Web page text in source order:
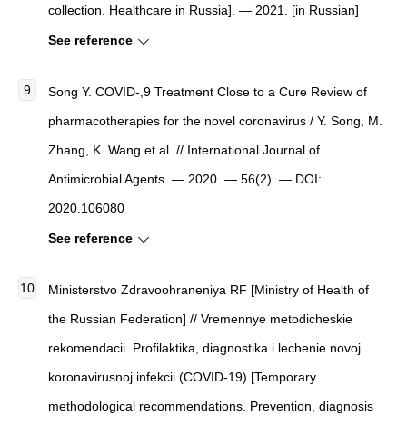
collection. Healthcare in Russia]. — 2021. [in Russian]
See reference
Song Y. COVID-,9 Treatment Close to a Cure Review of
pharmacotherapies for the novel coronavirus / Y. Song, M.
Zhang, K. Wang et al. // International Journal of
Antimicrobial Agents . — 2020. — 56(2). — DOI:
2020.106080
See reference
Ministerstvo Zdravoohraneniya RF [Ministry of Health of
the Russian Federation] // Vremennye metodicheskie
rekomendacii. Profilaktika, diagnostika i lechenie novoj
koronavirusnoj infekcii (COVID-19) [Temporary
methodological recommendations. Prevention, diagnosis